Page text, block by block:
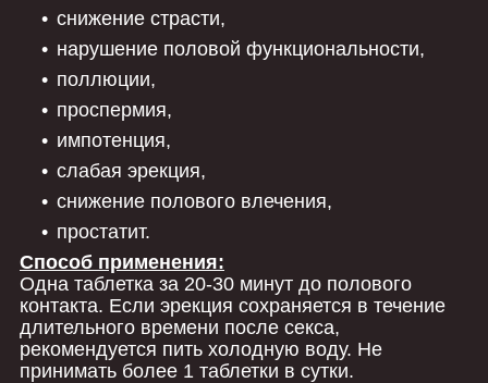
снижение страсти,
нарушение половой функциональности,
поллюции,
проспермия,
импотенция,
слабая эрекция,
снижение полового влечения,
простатит.
Способ применения:
Одна таблетка за 20-30 минут до полового
контакта. Если эрекция сохраняется в течение
длительного времени после секса,
рекомендуется пить холодную воду. Не
принимать более 1 таблетки в сутки.